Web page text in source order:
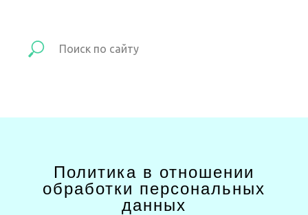
Политика в отношении
обработки персональных
данных